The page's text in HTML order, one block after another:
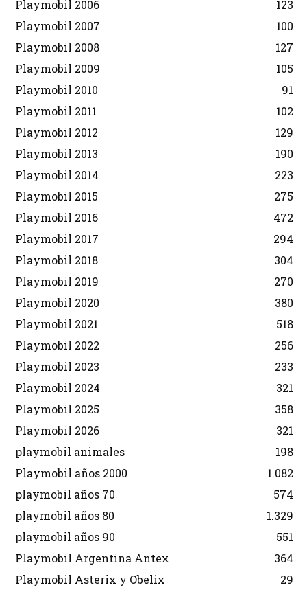
Playmobil 2006
123
Playmobil 2007
100
Playmobil 2008
127
Playmobil 2009
105
Playmobil 2010
91
Playmobil 2011
102
Playmobil 2012
129
Playmobil 2013
190
Playmobil 2014
223
Playmobil 2015
275
Playmobil 2016
472
Playmobil 2017
294
Playmobil 2018
304
Playmobil 2019
270
Playmobil 2020
380
Playmobil 2021
518
Playmobil 2022
256
Playmobil 2023
233
Playmobil 2024
321
Playmobil 2025
358
Playmobil 2026
321
playmobil animales
198
Playmobil años 2000
1.082
playmobil años 70
574
playmobil años 80
1.329
playmobil años 90
551
Playmobil Argentina Antex
364
Playmobil Asterix y Obelix
29